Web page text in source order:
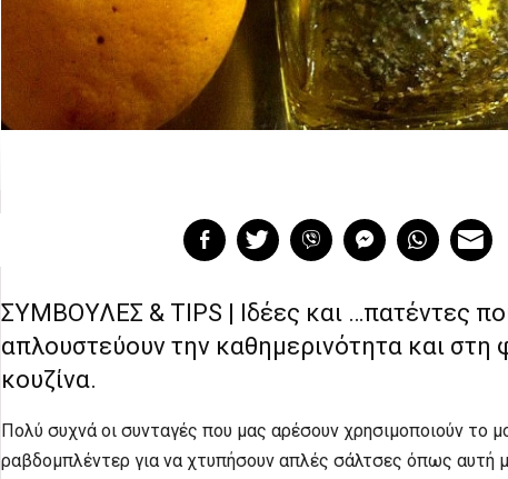
ΣΥΜΒΟΥΛΕΣ & TIPS | Ιδέες και …πατέντες
απλουστεύουν την καθημερινότητα και στη
κουζίνα.
Πολύ συχνά οι συνταγές που μας αρέσουν χρησιμοποιούν το
ραβδομπλέντερ για να χτυπήσουν απλές σάλτσες όπως αυτή